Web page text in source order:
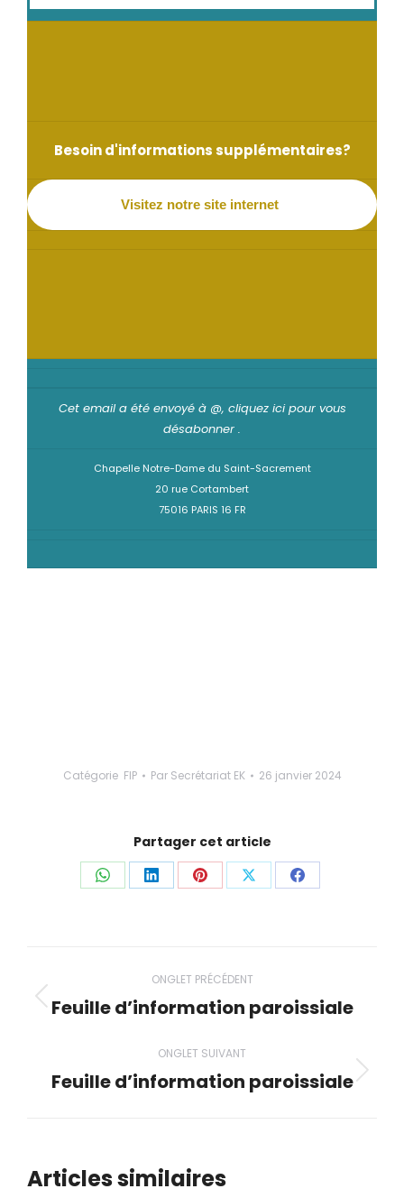
Besoin d'informations supplémentaires?
Visitez notre site internet
Cet email a été envoyé à @, cliquez ici pour vous
désabonner .
Chapelle Notre-Dame du Saint-Sacrement
20 rue Cortambert
75016 PARIS 16 FR
Catégorie FIP Par Secrétariat EK 26 janvier 2024
Partager cet article
PartagerPartagerPartagerPartagerPartager
Navigation
de
commentaire
ONGLET PRÉCÉDENT
Onglet
Feuille d’information paroissiale
ONGLET SUIVANT
Onglet
Feuille d’information paroissiale
Articles similaires